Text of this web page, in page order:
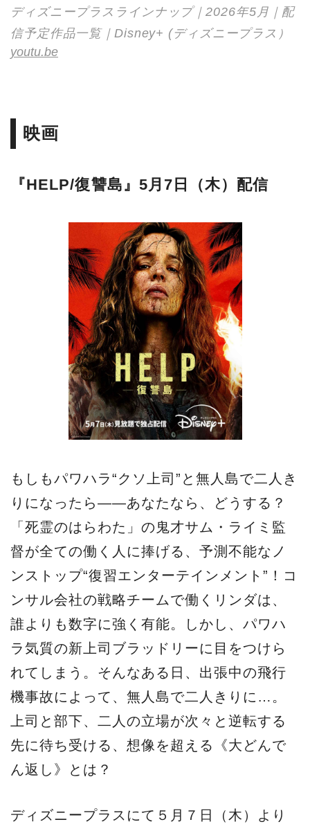
ディズニープラスラインナップ｜2026年5月｜配
信予定作品一覧｜Disney+ (ディズニープラス）
youtu.be
映画
『HELP/復讐島』5月7日（木）配信
もしもパワハラ“クソ上司”と無人島で二人き
りになったら――あなたなら、どうする？
「死霊のはらわた」の鬼才サム・ライミ監
督が全ての働く人に捧げる、予測不能なノ
ンストップ“復習エンターテインメント”！コ
ンサル会社の戦略チームで働くリンダは、
誰よりも数字に強く有能。しかし、パワハ
ラ気質の新上司ブラッドリーに目をつけら
れてしまう。そんなある日、出張中の飛行
機事故によって、無人島で二人きりに…。
上司と部下、二人の立場が次々と逆転する
先に待ち受ける、想像を超える《大どんで
ん返し》とは？
ディズニープラスにて５月７日（木）より